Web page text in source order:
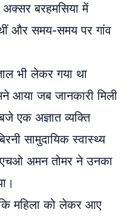
बरहमसिया में
और समय-समय पर गांव
भी लेकर गया था
आया जब जानकारी मिली
एक अज्ञात व्यक्ति
सामुदायिक स्वास्थ्य
अमन तोमर ने उनका
महिला को लेकर आए